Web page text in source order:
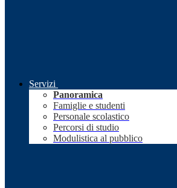
Servizi
Panoramica
Famiglie e studenti
Personale scolastico
Percorsi di studio
Modulistica al pubblico